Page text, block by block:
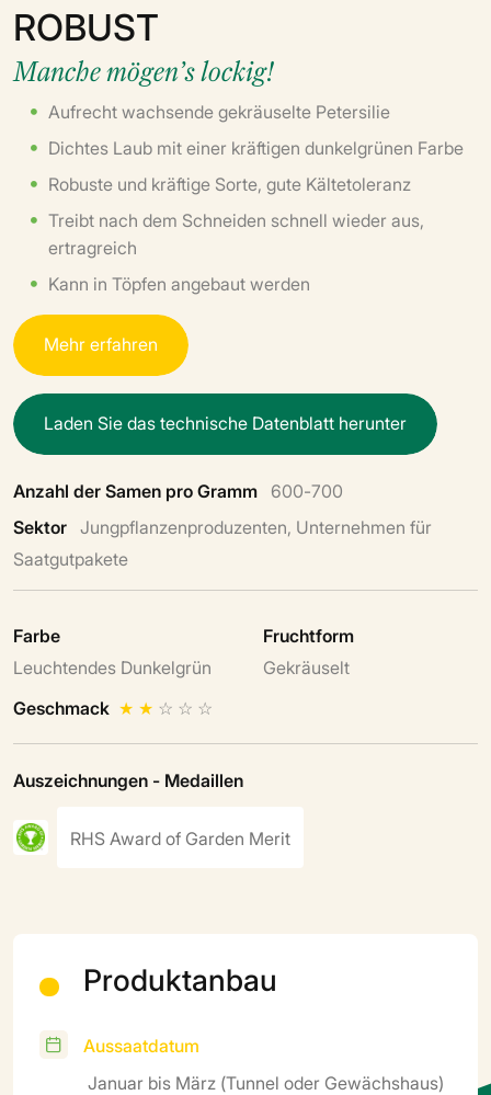
ROBUST
Manche mögen’s lockig!
Aufrecht wachsende gekräuselte Petersilie
Dichtes Laub mit einer kräftigen dunkelgrünen Farbe
Robuste und kräftige Sorte, gute Kältetoleranz
Treibt nach dem Schneiden schnell wieder aus,
ertragreich
Kann in Töpfen angebaut werden
Mehrerfahren
Laden Siedastechnische Datenblatt herunter
Anzahl der Samen pro Gramm 600-700
Sektor Jungpflanzenproduzenten, Unternehmen für
Saatgutpakete
Farbe
Leuchtendes Dunkelgrün
Fruchtform
Gekräuselt
Geschmack ★ ★ ☆ ☆ ☆
Auszeichnungen - Medaillen
RHS Award of Garden Merit
Produktanbau
Aussaatdatum
Januar bis März (Tunnel oder Gewächshaus)